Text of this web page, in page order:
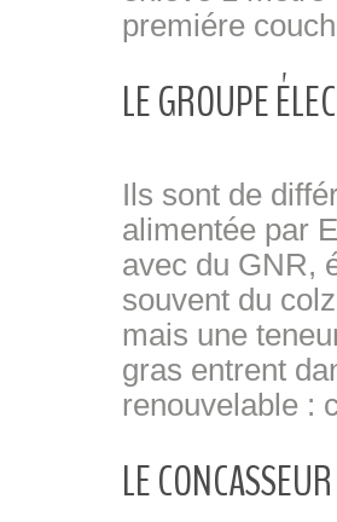
premiére
LE GROUPE
Ils sont de
alimentée par
avec du GNR,
souvent du
mais une
gras entrent
renouvelable :
LE CONCASSEUR